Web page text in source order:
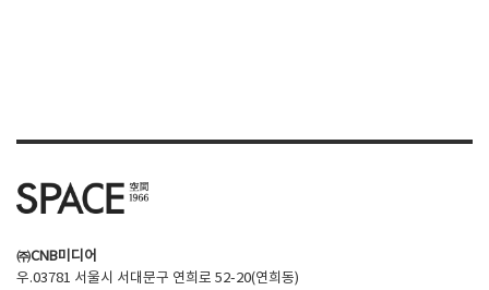
기사문의
Contact
㈜CNB미디어
우.03781 서울시 서대문구 연희로 52-20(연희동)